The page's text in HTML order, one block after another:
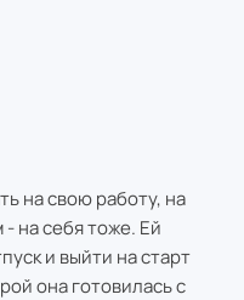
на свою работу, на
на себя тоже. Ей
и выйти на старт
она готовилась с